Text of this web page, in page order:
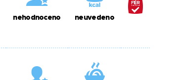
nehodnoceno neuvedeno